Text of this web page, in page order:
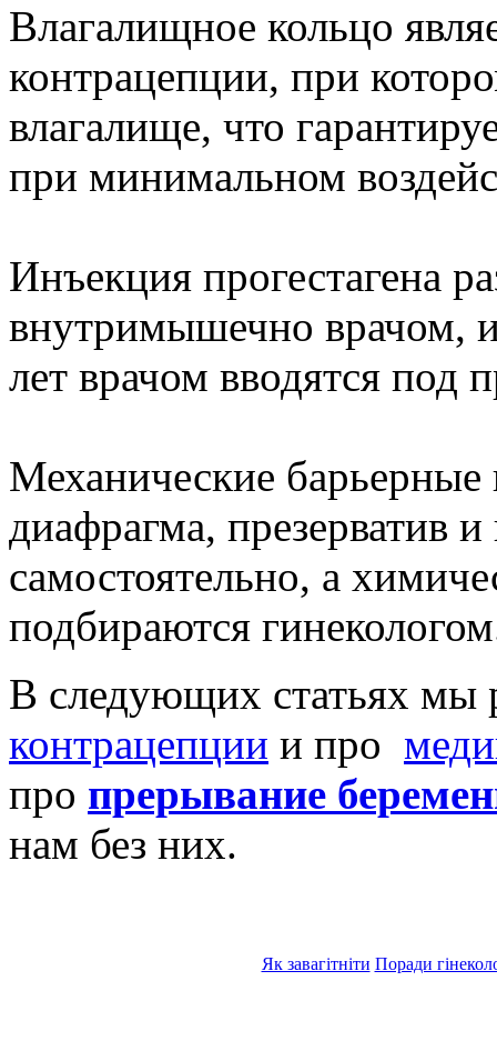
Влагалищное кольцо
контрацепции, при
влагалище, что
при минимальном
Инъекция прогестагена
внутримышечно врачом,
лет врачом вводятся под
Механические барьерные
диафрагма, презерватив
самостоятельно, а
подбираются
В следующих статьях
контрацепции и про
про прерывание
нам без них.
Як завагітніти Поради